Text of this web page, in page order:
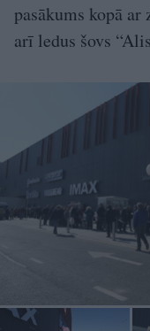
pasākums kopā
arī ledus šovs